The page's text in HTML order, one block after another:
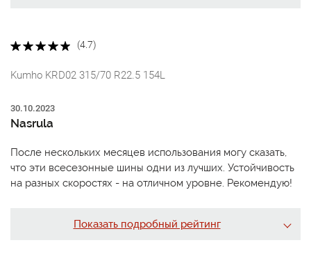
(4.7)
Kumho KRD02 315/70 R22.5 154L
30.10.2023
Nasrula
После нескольких месяцев использования могу сказать,
что эти всесезонные шины одни из лучших. Устойчивость
на разных скоростях - на отличном уровне. Рекомендую!
Показать подробный рейтинг